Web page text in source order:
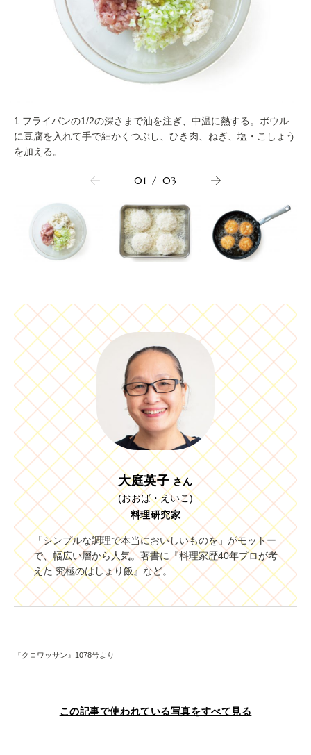
1.フライパンの1/2の深さまで油を注ぎ、中温に熱する。ボウル
に豆腐を入れて手で細かくつぶし、ひき肉、ねぎ、塩・こしょう
を加える。
01 / 03
大庭英子 さん
(おおば・えいこ)
料理研究家
「シンプルな調理で本当においしいものを」がモットー
で、幅広い層から人気。著書に『料理家歴40年プロが考
えた 究極のはしょり飯』など。
『クロワッサン』1078号より
この記事で使われている写真をすべて見る